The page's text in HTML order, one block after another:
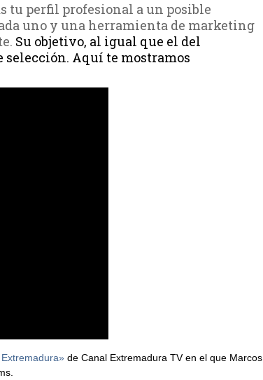
tu perfil profesional a un posible
uno y una herramienta de marketing
Su objetivo, al igual que el del
Aquí te mostramos
de Canal Extremadura TV en el que Marcos